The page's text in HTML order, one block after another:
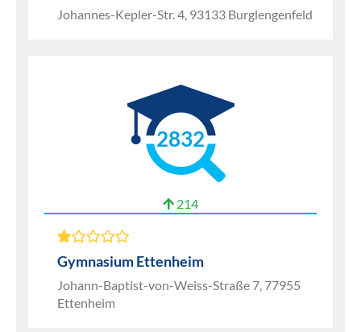
Johannes-Kepler-Str. 4, 93133 Burglengenfeld
2832
214
Gymnasium Ettenheim
Johann-Baptist-von-Weiss-Straße 7, 77955
Ettenheim